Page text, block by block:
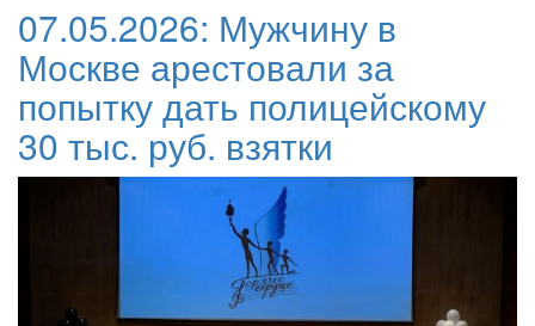
07.05.2026: Мужчину в
Москве арестовали за
попытку дать полицейскому
30 тыс. руб. взятки